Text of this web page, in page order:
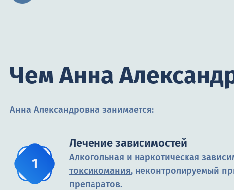
Чем Анна
Анна Александровна занимается:
Лечение зависимостей
Алкогольная и наркотическая
токсикомания, неконтролируемый
препаратов.